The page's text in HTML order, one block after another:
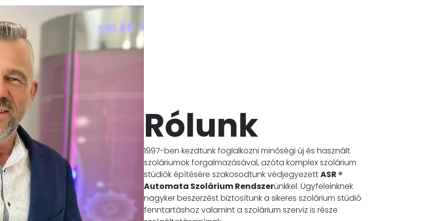
Rólunk
1997-ben kezdtünk foglalkozni minőségi új és használt
szoláriumok forgalmazásával, azóta komplex szolárium
stúdiók építésére szakosodtunk védjegyezettASR ®
Automata Szolárium Rendszerünkkel. Ügyfeleinknek
nagyker beszerzést biztosítunk a sikeres szolárium stúdió
fenntartáshoz valamint a szolárium szerviz is része